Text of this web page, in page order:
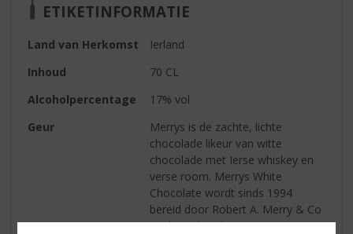
ETIKETINFORMATIE
Land van Herkomst
Ierland
Inhoud
70 CL
Alcoholpercentage
17% vol
Geur
Merrys is de zachte, lichte
chocolade likeur van witte
chocolade met Ierse whiskey en
verse room. Merrys White
Chocolate wordt sinds 1994
bereid door Robert A. Merry & Co
in Clonnel, in de Ierse regio